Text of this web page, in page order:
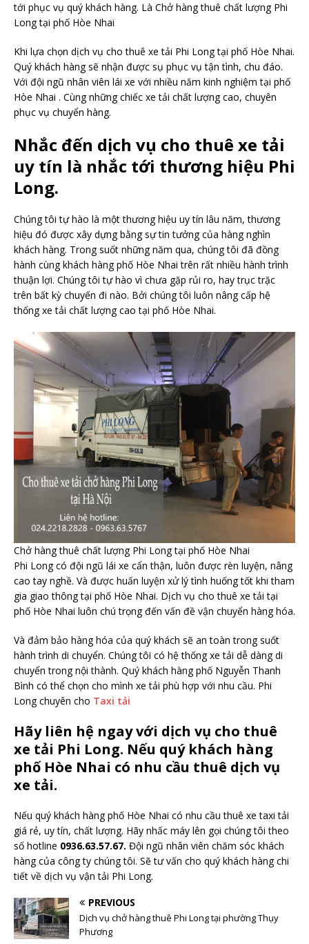
tới phục vụ quý khách hàng. Là Chở hàng thuê chất lượng Phi
Long tại phố Hòe Nhai
Khi lựa chọn dịch vụ cho thuê xe tải Phi Long tại phố Hòe Nhai.
Quý khách hàng sẽ nhận được sụ phục vụ tận tình, chu đáo.
Với đội ngũ nhân viên lái xe với nhiều năm kinh nghiệm tại phố
Hòe Nhai . Cùng những chiếc xe tải chất lượng cao, chuyên
phục vụ chuyển hàng.
Nhắc đến dịch vụ cho thuê xe tải
uy tín là nhắc tới thương hiệu Phi
Long.
Chúng tôi tự hào là một thương hiệu uy tín lâu năm, thương
hiệu đó được xây dựng bằng sự tin tưởng của hàng nghìn
khách hàng. Trong suốt những năm qua, chúng tôi đã đồng
hành cùng khách hàng phố Hòe Nhai trên rất nhiều hành trình
thuận lợi. Chúng tôi tự hào vì chưa gặp rủi ro, hay trục trặc
trên bất kỳ chuyến đi nào. Bởi chúng tôi luôn nâng cấp hệ
thống xe tải chất lượng cao tại phố Hòe Nhai.
Chở hàng thuê chất lượng Phi Long tại phố Hòe Nhai
Phi Long có đội ngũ lái xe cẩn thận, luôn được rèn luyện, nâng
cao tay nghề. Và được huấn luyện xử lý tình huống tốt khi tham
gia giao thông tại phố Hòe Nhai. Dịch vụ cho thuê xe tải tại
phố Hòe Nhai luôn chú trọng đến vấn đề vận chuyển hàng hóa.
Và đảm bảo hàng hóa của quý khách sẽ an toàn trong suốt
hành trình di chuyển. Chúng tôi có hệ thống xe tải dễ dàng di
chuyển trong nội thành. Quý khách hàng phố Nguyễn Thanh
Bình có thể chọn cho mình xe tải phù hợp với nhu cầu. Phi
Long chuyên cho Taxi tải
Hãy liên hệ ngay với dịch vụ cho thuê
xe tải Phi Long. Nếu quý khách hàng
phố Hòe Nhai có nhu cầu thuê dịch vụ
xe tải.
Nếu quý khách hàng phố Hòe Nhai có nhu cầu thuê xe taxi tải
giá rẻ, uy tín, chất lượng. Hãy nhấc máy lên gọi chúng tôi theo
số hotline 0936.63.57.67. Đội ngũ nhân viên chăm sóc khách
hàng của công ty chúng tôi. Sẽ tư vấn cho quý khách hàng chi
tiết về dịch vụ vận tải Phi Long.
PREVIOUS
Dịch vụ chở hàng thuê Phi Long tại phường Thụy
Phương